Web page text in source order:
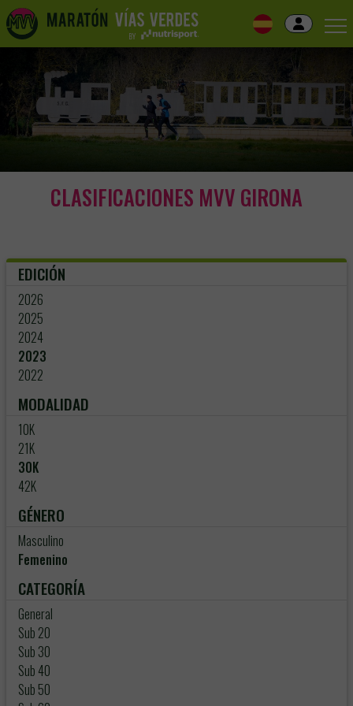
Skip
navigation
Skip
CLASIFICACIONES MVV GIRONA
EDICIÓN
2026
2025
2024
2023
2022
MODALIDAD
10K
21K
30K
42K
GÉNERO
Masculino
Femenino
CATEGORÍA
General
Sub 20
Sub 30
Sub 40
Sub 50